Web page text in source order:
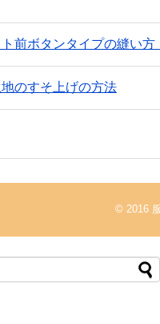
前ボタンタイプの縫い方
のすそ上げの方法
© 2016